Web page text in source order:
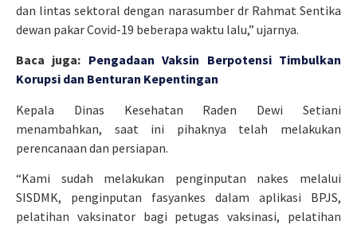
dan lintas sektoral dengan narasumber dr Rahmat Sentika
dewan pakar Covid-19 beberapa waktu lalu,” ujarnya.
Baca juga: Pengadaan Vaksin Berpotensi Timbulkan
Korupsi dan Benturan Kepentingan
Kepala Dinas Kesehatan Raden Dewi Setiani
menambahkan, saat ini pihaknya telah melakukan
perencanaan dan persiapan.
“Kami sudah melakukan penginputan nakes melalui
SISDMK, penginputan fasyankes dalam aplikasi BPJS,
pelatihan vaksinator bagi petugas vaksinasi, pelatihan